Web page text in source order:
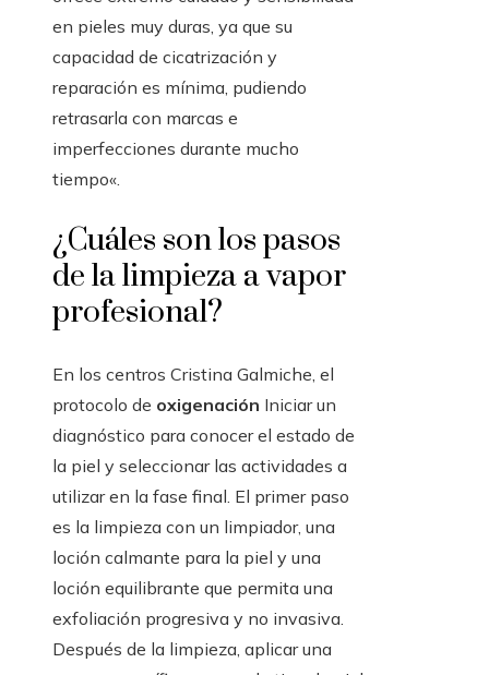
en pieles muy duras, ya que su
capacidad de cicatrización y
reparación es mínima, pudiendo
retrasarla con marcas e
imperfecciones durante mucho
tiempo«.
¿Cuáles son los pasos
de la limpieza a vapor
profesional?
En los centros Cristina Galmiche, el
protocolo de oxigenación Iniciar un
diagnóstico para conocer el estado de
la piel y seleccionar las actividades a
utilizar en la fase final. El primer paso
es la limpieza con un limpiador, una
loción calmante para la piel y una
loción equilibrante que permita una
exfoliación progresiva y no invasiva.
Después de la limpieza, aplicar una